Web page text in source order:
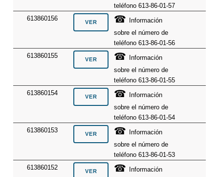
teléfono 613-86-01-57
613860156
☎
Información
sobre el número de
teléfono 613-86-01-56
613860155
☎
Información
sobre el número de
teléfono 613-86-01-55
613860154
☎
Información
sobre el número de
teléfono 613-86-01-54
613860153
☎
Información
sobre el número de
teléfono 613-86-01-53
613860152
☎
Información